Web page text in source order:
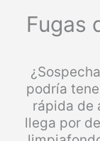
Fugas
podría
rápida de
llega por